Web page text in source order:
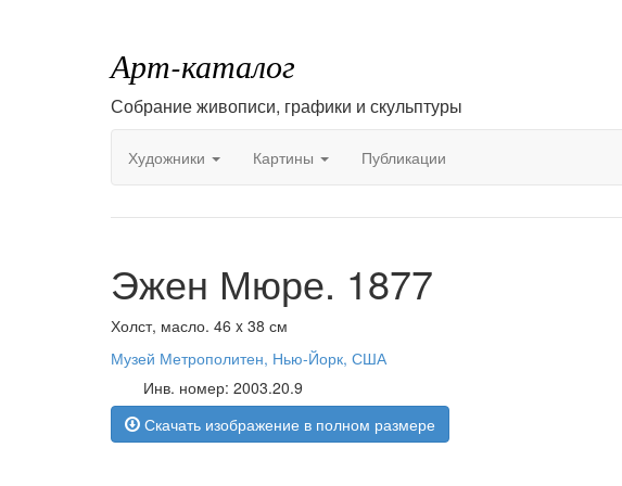
Арт-каталог
Собрание живописи, графики и скульптуры
Художники Картины Публикации
Эжен Мюре. 1877
Холст, масло. 46 x 38 см
Музей Метрополитен, Нью-Йорк, США
Инв. номер: 2003.20.9
Скачать изображение в полном размере